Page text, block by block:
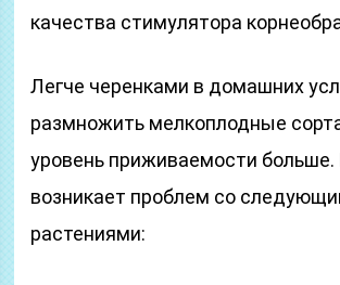
качества стимулятора
Легче черенками в домашних
размножить мелкоплодные
уровень приживаемости больше.
возникает проблем со
растениями: